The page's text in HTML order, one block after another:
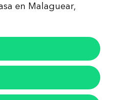
en Malaguear,